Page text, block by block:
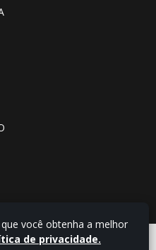
CONSULTOR
você obtenha a melhor
de privacidade.